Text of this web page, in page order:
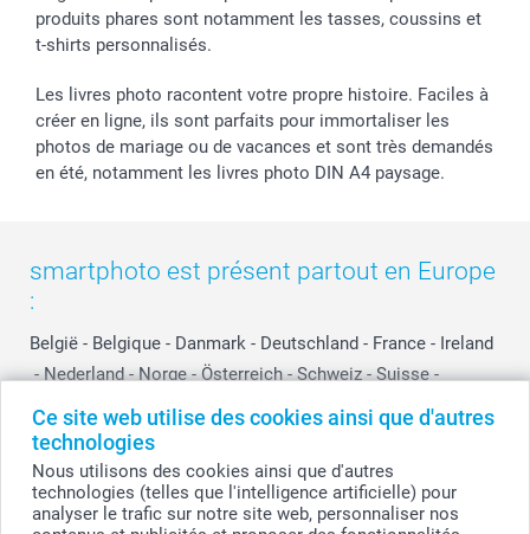
Ce site web utilise des cookies ainsi que d'autres
technologies
Nous utilisons des cookies ainsi que d'autres
technologies (telles que l'intelligence artificielle) pour
analyser le trafic sur notre site web, personnaliser nos
produits phares sont notamment les tasses, coussins et
t-shirts personnalisés.
Les livres photo racontent votre propre histoire. Faciles à
créer en ligne, ils sont parfaits pour immortaliser les
photos de mariage ou de vacances et sont très demandés
en été, notamment les livres photo DIN A4 paysage.
smartphoto est présent partout en Europe
:
België - Belgique - Danmark - Deutschland - France - Ireland
- Nederland - Norge - Österreich - Schweiz - Suisse -
Switzerland
Suomi Sverige United Kingdom
Other Countries
Tous les prix sont en francs suisses (CHF), TVA incluse et hors frais de port.